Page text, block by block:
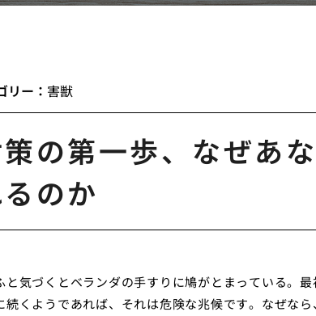
害獣
の第一歩、なぜあ
のか
と気づくとベランダの手すりに鳩がとまっている。
続くようであれば、それは危険な兆候です。なぜな